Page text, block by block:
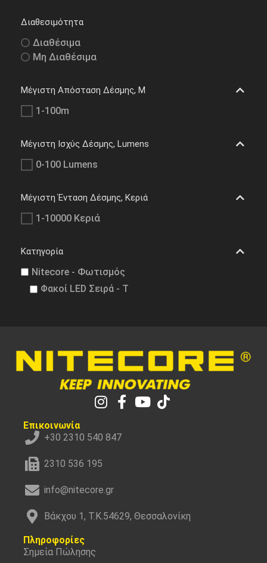
Διαθεσιμότητα
Διαθέσιμα
Μη Διαθέσιμα
Μέγιστη Απόσταση Δέσμης, M
1-100m
Μέγιστη Ισχύς Δέσμης, Lumens
0-100 Lumens
Μέγιστη Ένταση Δέσμης, Κεριά
1-10000 Κεριά
Κατηγορία
Nitecore - Φωτισμός
Φακοί LED Σειρά - T
Επικοινωνία
+30 2310 540 847
2310 536 195
info@nitecore.gr
Βάκχου 1, Τ.Κ.54629, Θεσσαλονίκη
Πληροφορίες
Σημεία Πώλησης